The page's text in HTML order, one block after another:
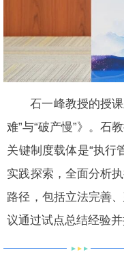
石一峰教授的授
难”与“破产慢”》。石
关键制度载体是“执行
实践探索，全面分析
路径，包括立法完善
议通过试点总结经验